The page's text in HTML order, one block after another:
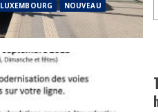
LUXEMBOURG
NOUVEAU